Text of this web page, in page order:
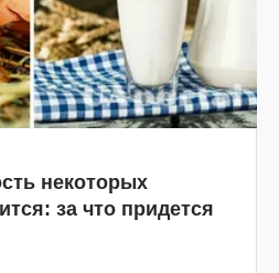
некоторых
за что придется